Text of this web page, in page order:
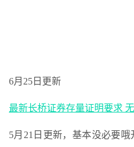
6月25日更新
最新长桥证券存量证明要求
5月21日更新，基本没必要